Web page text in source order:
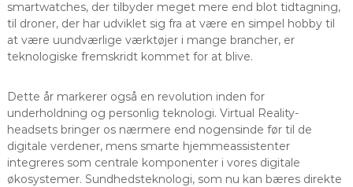
smartwatches, der tilbyder meget mere end blot tidtagning,
til droner, der har udviklet sig fra at være en simpel hobby til
at være uundværlige værktøjer i mange brancher, er
teknologiske fremskridt kommet for at blive.
Dette år markerer også en revolution inden for
underholdning og personlig teknologi. Virtual Reality-
headsets bringer os nærmere end nogensinde før til de
digitale verdener, mens smarte hjemmeassistenter
integreres som centrale komponenter i vores digitale
økosystemer. Sundhedsteknologi, som nu kan bæres direkte